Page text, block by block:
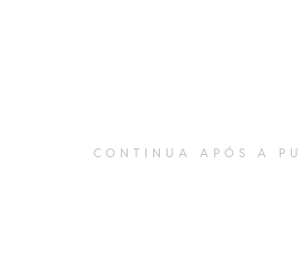
CONTINUA APÓS A